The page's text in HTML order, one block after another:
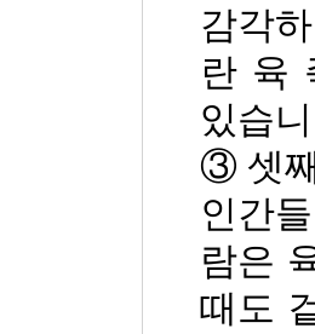
감각
란 육
있습
③ 셋
인간
람은
때도